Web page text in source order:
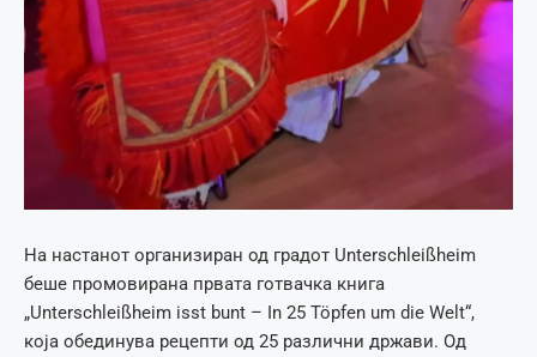
На настанот организиран од градот Unterschleißheim
беше промовирана првата готвачка книга
„Unterschleißheim isst bunt – In 25 Töpfen um die Welt“,
која обединува рецепти од 25 различни држави. Од